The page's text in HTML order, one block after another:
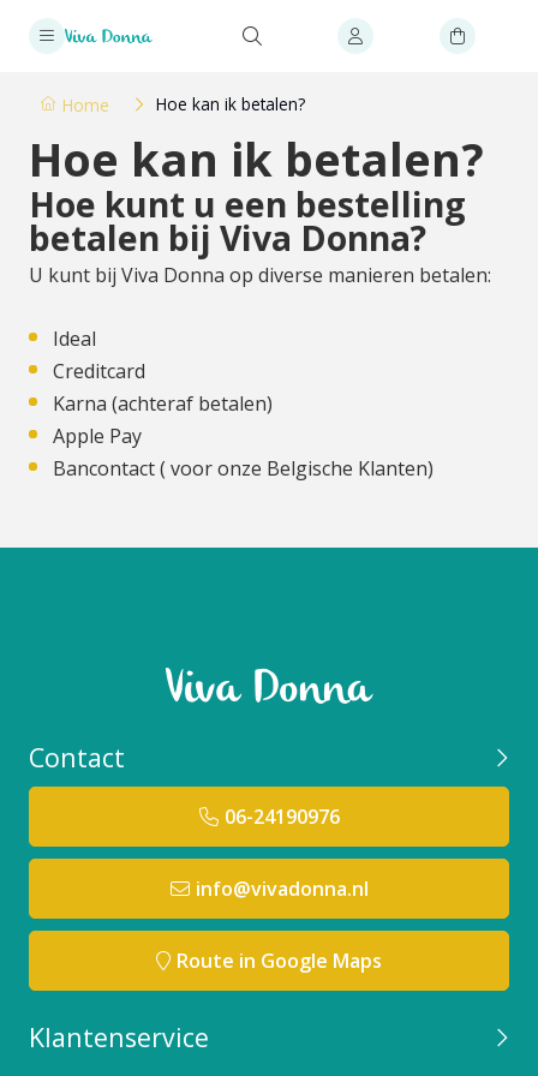
Home Hoe kan ik betalen?
Hoe kan ik betalen?
Hoe kunt u een bestelling
betalen bij Viva Donna?
U kunt bij Viva Donna op diverse manieren betalen:
Ideal
Creditcard
Karna (achteraf betalen)
Apple Pay
Bancontact ( voor onze Belgische Klanten)
Contact
06-24190976
info@vivadonna.nl
Route in Google Maps
Klantenservice